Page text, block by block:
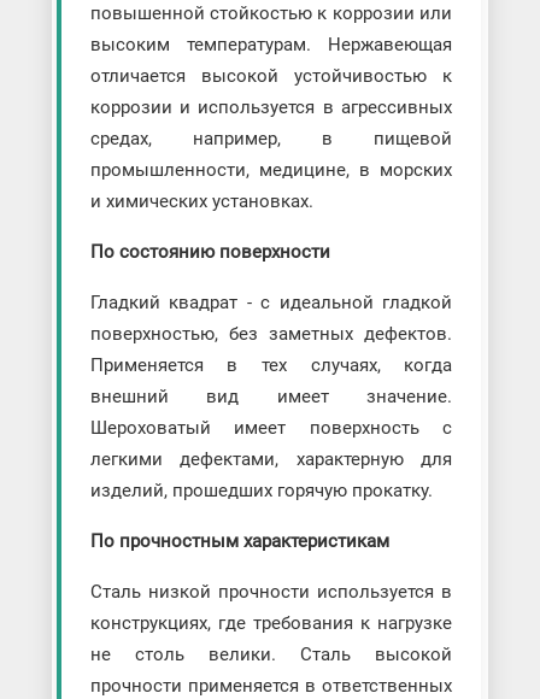
повышенной стойкостью к коррозии или
высоким температурам. Нержавеющая
отличается высокой устойчивостью к
коррозии и используется в агрессивных
средах, например, в пищевой
промышленности, медицине, в морских
и химических установках.
По состоянию поверхности
Гладкий квадрат - с идеальной гладкой
поверхностью, без заметных дефектов.
Применяется в тех случаях, когда
внешний вид имеет значение.
Шероховатый имеет поверхность с
легкими дефектами, характерную для
изделий, прошедших горячую прокатку.
По прочностным характеристикам
Сталь низкой прочности используется в
конструкциях, где требования к нагрузке
не столь велики. Сталь высокой
прочности применяется в ответственных